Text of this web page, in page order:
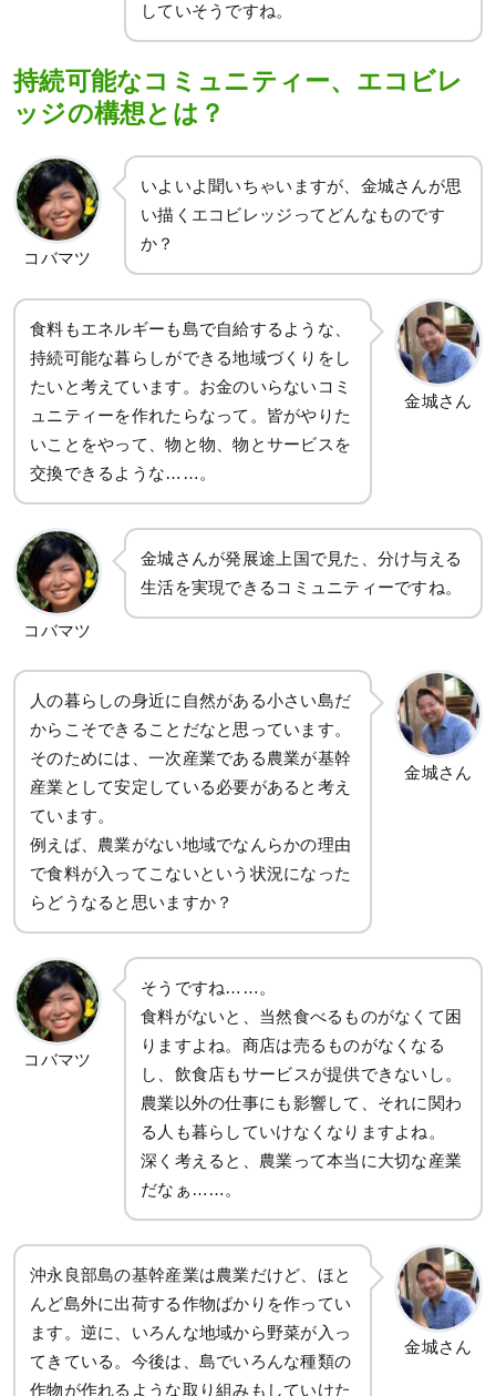
していそうですね。
持続可能なコミュニティー、エコビレ
ッジの構想とは？
コバマツ
いよいよ聞いちゃいますが、金城さんが思
い描くエコビレッジってどんなものです
か？
食料もエネルギーも島で自給するような、
持続可能な暮らしができる地域づくりをし
たいと考えています。お金のいらないコミ
ュニティーを作れたらなって。皆がやりた
いことをやって、物と物、物とサービスを
交換できるような……。
金城さん
コバマツ
金城さんが発展途上国で見た、分け与える
生活を実現できるコミュニティーですね。
人の暮らしの身近に自然がある小さい島だ
からこそできることだなと思っています。
そのためには、一次産業である農業が基幹
産業として安定している必要があると考え
ています。
例えば、農業がない地域でなんらかの理由
で食料が入ってこないという状況になった
らどうなると思いますか？
金城さん
コバマツ
そうですね……。
食料がないと、当然食べるものがなくて困
りますよね。商店は売るものがなくなる
し、飲食店もサービスが提供できないし。
農業以外の仕事にも影響して、それに関わ
る人も暮らしていけなくなりますよね。
深く考えると、農業って本当に大切な産業
だなぁ……。
沖永良部島の基幹産業は農業だけど、ほと
んど島外に出荷する作物ばかりを作ってい
ます。逆に、いろんな地域から野菜が入っ
てきている。今後は、島でいろんな種類の
作物が作れるような取り組みもしていけた
金城さん